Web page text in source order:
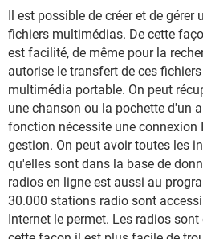
Il est possible de créer et de gérer
fichiers multimédias. De cette
est facilité, de même pour la
autorise le transfert de ces
multimédia portable. On peut
une chanson ou la pochette d'un
fonction nécessite une connexion
gestion. On peut avoir toutes les
qu'elles sont dans la base de
radios en ligne est aussi au
30.000 stations radio sont
Internet le permet. Les radios sont